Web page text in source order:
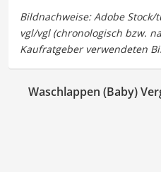
Waschlappen (Baby)